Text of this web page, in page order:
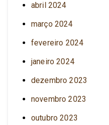
abril 2024
março 2024
fevereiro 2024
janeiro 2024
dezembro 2023
novembro 2023
outubro 2023